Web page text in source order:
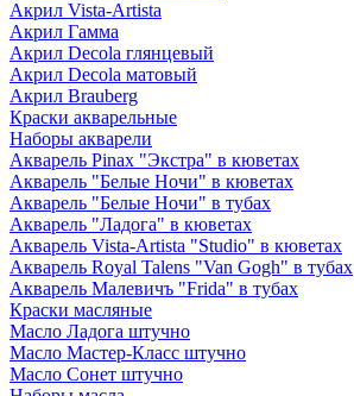
Акрил Vista-Artista
Акрил Гамма
Акрил Decola глянцевый
Акрил Decola матовый
Акрил Brauberg
Краски акварельные
Наборы акварели
Акварель Pinax "Экстра" в кюветах
Акварель "Белые Ночи" в кюветах
Акварель "Белые Ночи" в тубах
Акварель "Ладога" в кюветах
Акварель Vista-Artista "Studio" в кюветах
Акварель Royal Talens "Van Gogh" в тубах
Акварель Малевичъ "Frida" в тубах
Краски масляные
Масло Ладога штучно
Масло Мастер-Класс штучно
Масло Сонет штучно